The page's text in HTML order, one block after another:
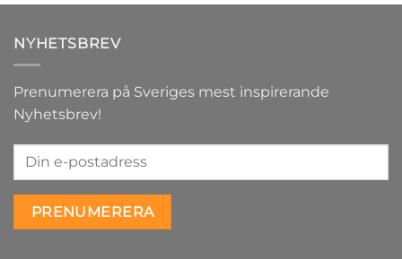
NYHETSBREV
Prenumerera på Sveriges mest inspirerande
Nyhetsbrev!